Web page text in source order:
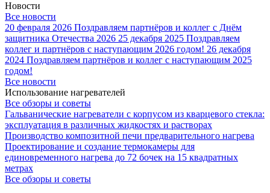
Новости
Все новости
20 февраля 2026 Поздравляем партнёров и коллег с Днём
защитника Отечества 2026 25 декабря 2025 Поздравляем
коллег и партнёров с наступающим 2026 годом! 26 декабря
2024 Поздравляем партнёров и коллег с наступающим 2025
годом!
Все новости
Использование нагревателей
Все обзоры и советы
Гальванические нагреватели с корпусом из кварцевого стекла:
эксплуатация в различных жидкостях и растворах
Производство композитной печи предварительного нагрева
Проектирование и создание термокамеры для
единовременного нагрева до 72 бочек на 15 квадратных
метрах
Все обзоры и советы